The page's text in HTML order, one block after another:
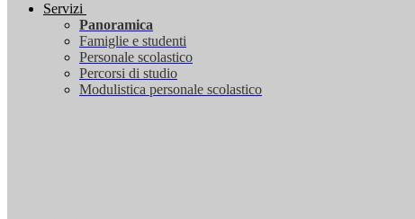
Servizi
Panoramica
Famiglie e studenti
Personale scolastico
Percorsi di studio
Modulistica personale scolastico